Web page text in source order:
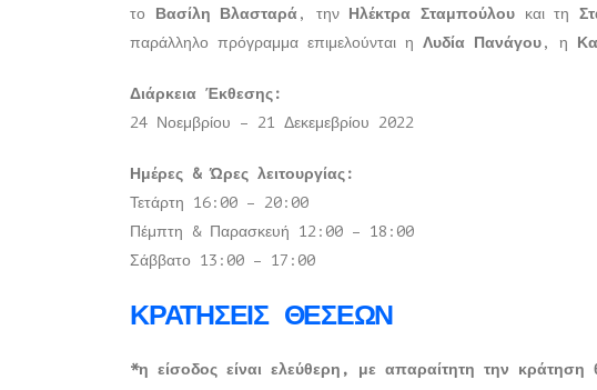
το
Βασίλη Βλασταρά , την Ηλέκτρα Σταμπούλου και τη
παράλληλο πρόγραμμα επιμελούνται η Λυδία Πανάγου , η
Διάρκεια Έκθεσης:
24 Νοεμβρίου – 21 Δεκεμεβρίου 2022
Ημέρες & Ώρες λειτουργίας:
Τετάρτη 16:00 – 20:00
Πέμπτη & Παρασκευή 12:00 – 18:00
Σάββατο 13:00 – 17:00
ΚΡΑΤΗΣΕΙΣ ΘΕΣΕΩΝ
*η είσοδος είναι ελεύθερη, με απαραίτητη την κράτηση